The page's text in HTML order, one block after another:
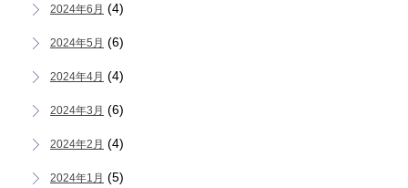
2024年6月 (4)
2024年5月 (6)
2024年4月 (4)
2024年3月 (6)
2024年2月 (4)
2024年1月 (5)